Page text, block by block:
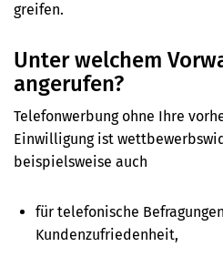
greifen.
Unter welchem
angerufen?
Telefonwerbung ohne Ihre
Einwilligung ist
beispielsweise auch
für telefonische
Kundenzufriedenheit,